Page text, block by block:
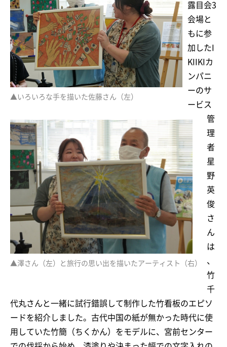
▲いろいろな手を描いた佐藤さん（左）
▲澤さん（左）と旅行の思い出を描いたアーティスト（右）
露目会3
会場と
もに参
加したI
KIIKIカ
ンパニ
ーのサ
ービス
管
理
者
星
野
英
俊
さ
ん
は
、
竹
千
代丸さんと一緒に試行錯誤して制作した竹看板のエピソ
ードを紹介しました。古代中国の紙が無かった時代に使
用していた竹簡（ちくかん）をモデルに、宮前センター